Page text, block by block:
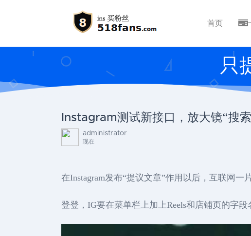
首页
只
Instagram测试新接口，放大镜“搜
administrator
现在
在Instagram发布“提议文章”作用以后，互联网
登登，IG要在菜单栏上加上Reels和店铺页的字段